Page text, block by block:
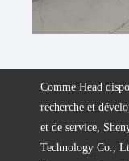
Comme Head
recherche et
et de service,
Technology Co.,